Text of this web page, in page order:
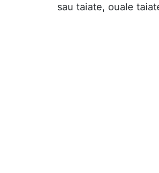
sau taiate, ouale